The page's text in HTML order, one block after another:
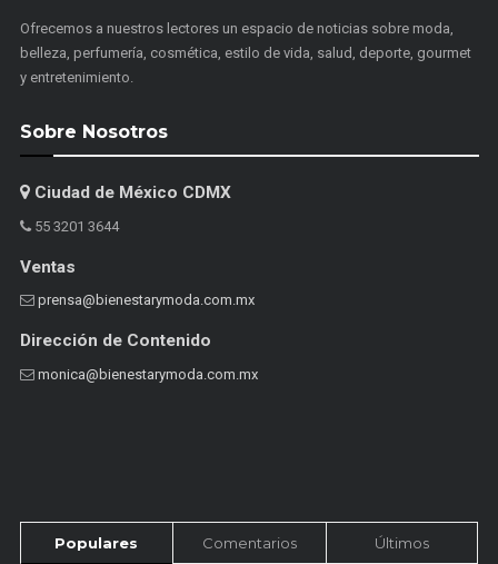
Ofrecemos a nuestros lectores un espacio de noticias sobre moda,
belleza, perfumería, cosmética, estilo de vida, salud, deporte, gourmet
y entretenimiento.
Sobre Nosotros
Ciudad de México CDMX
55 3201 3644
Ventas
prensa@bienestarymoda.com.mx
Dirección de Contenido
monica@bienestarymoda.com.mx
Populares Comentarios Últimos